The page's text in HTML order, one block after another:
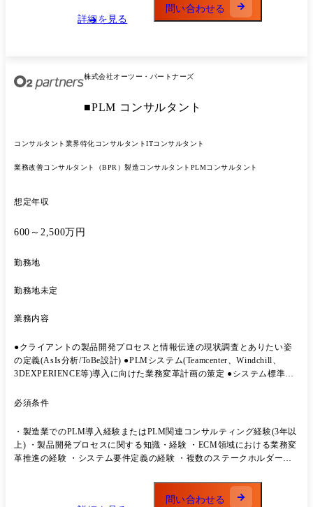
・コンサルティング業務経験(戦略、業務改革) などのいずれかの経験・
知見をお持ちの方詳細を見る
問い合わせる
株式会社オーツー・パートナーズ
■PLM コンサルタント
コンサルタント 業界特化コンサルタントITコンサルタント
業務改善コンサルタント（BPR） 製造コンサルタント PLMコンサルタント
想定年収
600～2,500万円
勤務地
勤務地未定
業務内容
●クライアントの製品開発プロセスと情報伝達の現状調査とありたい姿
の定義(AsIs分析/ToBe設計) ●PLMシステム(Teamcenter、Windchill、
3DEXPERIENCE等)導入に向けた業務変革計画の策定 ●システム標準機
ライアント特有の競争優位性を強化するカスタム機能開発の定義・支援
当社が定める業務
必須条件
・製造業でのPLM導入経験またはPLM関連コンサルティング経験(3年以
上) ・製品開発プロセスに関する知識・経験 ・ECM領域における業務変
革推進の経験 ・システム要件定義の経験 ・複数のステークホルダーを
問い合わせる